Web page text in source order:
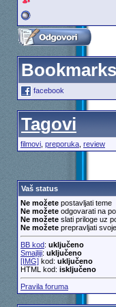
facebook
Tagovi
filmovi, preporuka, review
Vaš status
Ne možetepostavljati teme
Ne možeteodgovarati na
Ne možeteslati priloge uz
Ne možeteprepravljati
BB kod: uključeno
Smajliji: uključeno
[IMG]kod: uključeno
HTML kod: isključeno
Pravila foruma